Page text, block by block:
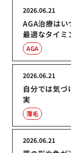
AGA治療はい
最適なタイミ
2026.06.21
AGA
自分では気
実
2026.06.21
薄毛
2026.06.21